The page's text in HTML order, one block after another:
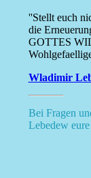
''Stellt euch
die
GOTTES
Wladimir
Bei Fragen
Lebedew